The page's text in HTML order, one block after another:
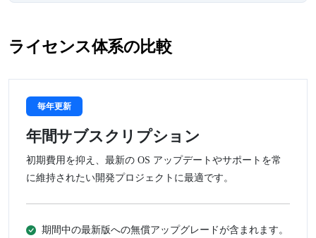
ライセンス体系の比較
毎年更新
年間サブスクリプション
初期費用を抑え、最新の OS アップデートやサポートを常
に維持されたい開発プロジェクトに最適です。
期間中の最新版への無償アップグレードが含まれます。